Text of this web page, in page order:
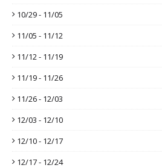
10/29 - 11/05
11/05 - 11/12
11/12 - 11/19
11/19 - 11/26
11/26 - 12/03
12/03 - 12/10
12/10 - 12/17
12/17 - 12/24